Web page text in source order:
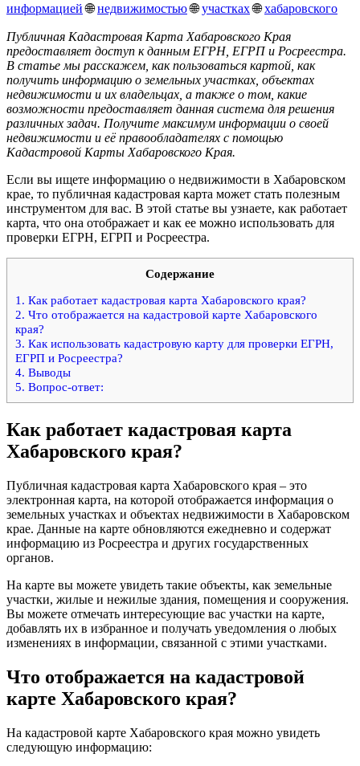
информацией🌐недвижимостью🌐участках🌐хабаровского
Публичная Кадастровая Карта Хабаровского Края
предоставляет доступ к данным ЕГРН, ЕГРП и Росреестра.
В статье мы расскажем, как пользоваться картой, как
получить информацию о земельных участках, объектах
недвижимости и их владельцах, а также о том, какие
возможности предоставляет данная система для решения
различных задач. Получите максимум информации о своей
недвижимости и её правообладателях с помощью
Кадастровой Карты Хабаровского Края.
Если вы ищете информацию о недвижимости в Хабаровском
крае, то публичная кадастровая карта может стать полезным
инструментом для вас. В этой статье вы узнаете, как работает
карта, что она отображает и как ее можно использовать для
проверки ЕГРН, ЕГРП и Росреестра.
Содержание
1. Как работает кадастровая карта Хабаровского края?
2. Что отображается на кадастровой карте Хабаровского
края?
3. Как использовать кадастровую карту для проверки ЕГРН,
ЕГРП и Росреестра?
4. Выводы
5. Вопрос-ответ:
Как работает кадастровая карта
Хабаровского края?
Публичная кадастровая карта Хабаровского края – это
электронная карта, на которой отображается информация о
земельных участках и объектах недвижимости в Хабаровском
крае. Данные на карте обновляются ежедневно и содержат
информацию из Росреестра и других государственных
органов.
На карте вы можете увидеть такие объекты, как земельные
участки, жилые и нежилые здания, помещения и сооружения.
Вы можете отмечать интересующие вас участки на карте,
добавлять их в избранное и получать уведомления о любых
изменениях в информации, связанной с этими участками.
Что отображается на кадастровой
карте Хабаровского края?
На кадастровой карте Хабаровского края можно увидеть
следующую информацию: